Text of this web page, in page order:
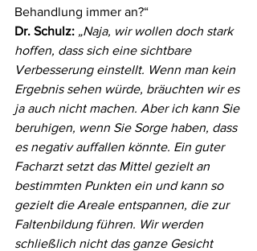
Behandlung immer an?“
Dr. Schulz: „Naja, wir wollen doch stark
hoffen, dass sich eine sichtbare
Verbesserung einstellt. Wenn man kein
Ergebnis sehen würde, bräuchten wir es
ja auch nicht machen. Aber ich kann Sie
beruhigen, wenn Sie Sorge haben, dass
es negativ auffallen könnte. Ein guter
Facharzt setzt das Mittel gezielt an
bestimmten Punkten ein und kann so
gezielt die Areale entspannen, die zur
Faltenbildung führen. Wir werden
schließlich nicht das ganze Gesicht